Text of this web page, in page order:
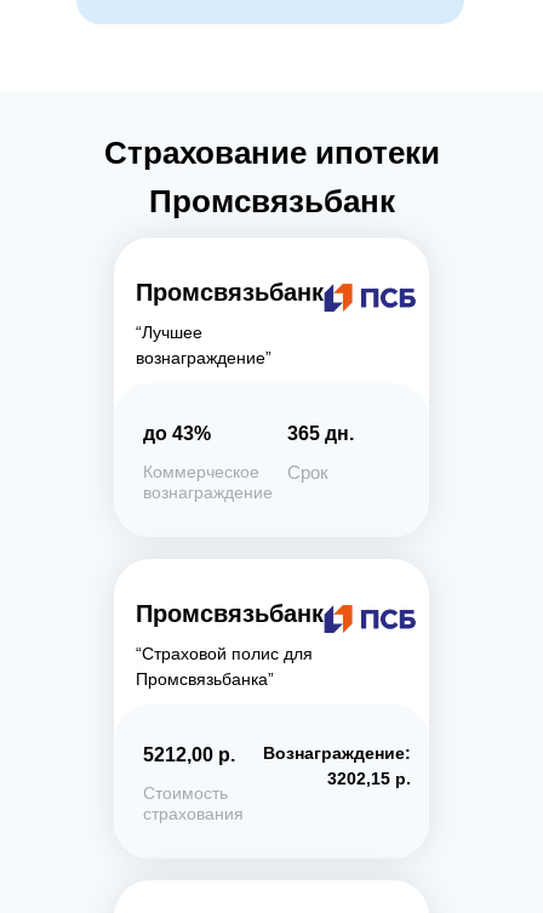
Промсвязьбанк
“Лучшее
вознаграждение”
до 43%
Коммерческое
вознаграждение
365 дн.
Срок
Промсвязьбанк
“Страховой полис для
Промсвязьбанка”
5212,00 р.
Стоимость
страхования
Вознаграждение:
3202,15 р.
Страхование ипотеки
Промсвязьбанк